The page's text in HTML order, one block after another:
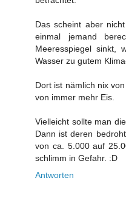
Das scheint aber
einmal jemand
Meeresspiegel sinkt,
Wasser zu gutem
Dort ist nämlich nix
von immer mehr Eis.
Vielleicht sollte man
Dann ist deren
von ca. 5.000 auf
schlimm in Gefahr. :D
Antworten